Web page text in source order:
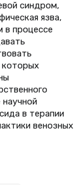
синдром,
язва,
в процессе
которых
в терапии
венозных